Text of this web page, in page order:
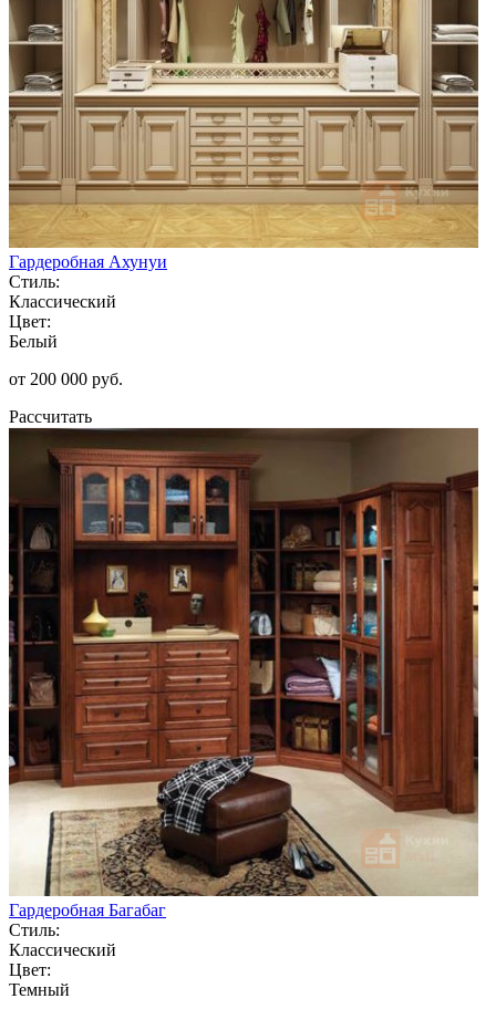
Гардеробная Ахунуи
Стиль:
Классический
Цвет:
Белый
от 200 000 руб.
Рассчитать
Гардеробная Багабаг
Стиль:
Классический
Цвет:
Темный